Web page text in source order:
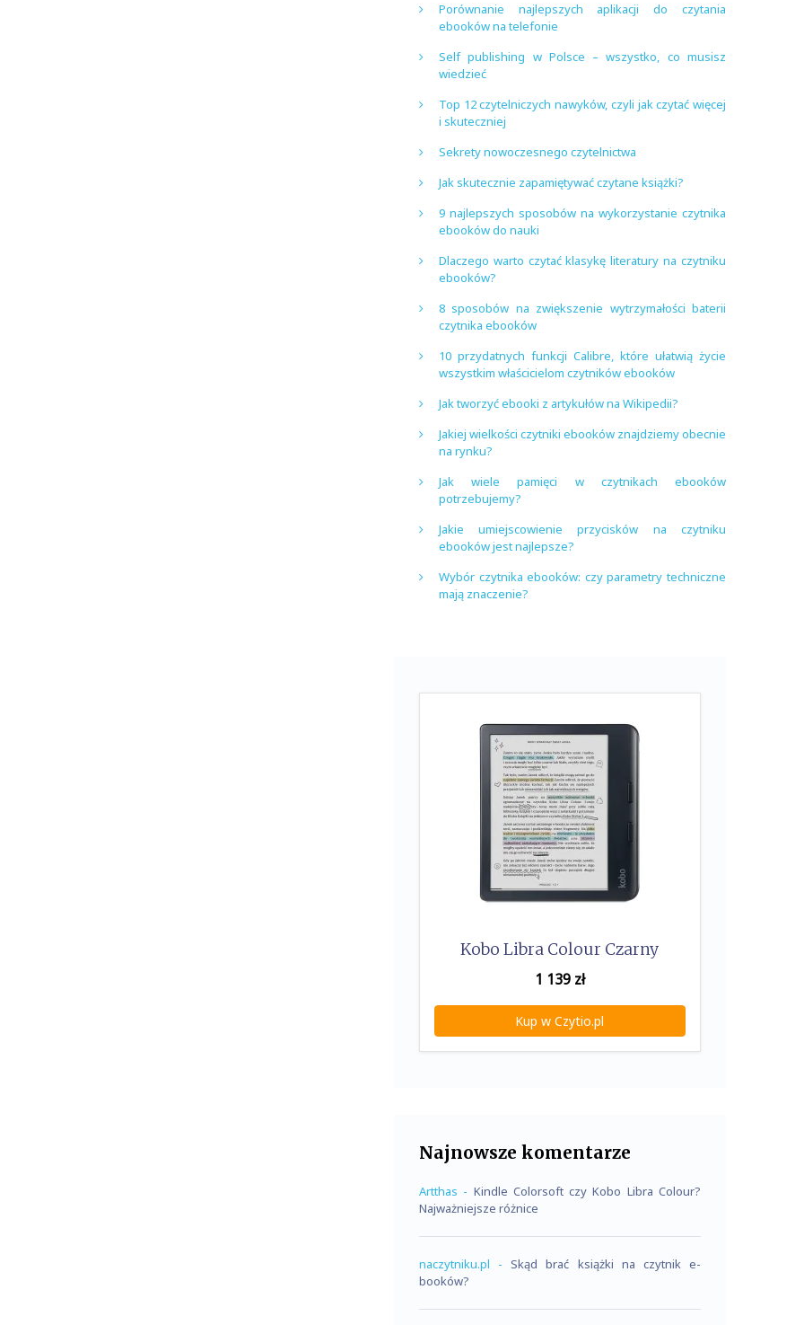
Porównanie najlepszych aplikacji do czytania
ebooków na telefonie
Self publishing w Polsce – wszystko, co musisz
wiedzieć
Top 12 czytelniczych nawyków, czyli jak czytać więcej
i skuteczniej
Sekrety nowoczesnego czytelnictwa
Jak skutecznie zapamiętywać czytane książki?
9 najlepszych sposobów na wykorzystanie czytnika
ebooków do nauki
Dlaczego warto czytać klasykę literatury na czytniku
ebooków?
8 sposobów na zwiększenie wytrzymałości baterii
czytnika ebooków
10 przydatnych funkcji Calibre, które ułatwią życie
wszystkim właścicielom czytników ebooków
Jak tworzyć ebooki z artykułów na Wikipedii?
Jakiej wielkości czytniki ebooków znajdziemy obecnie
na rynku?
Jak wiele pamięci w czytnikach ebooków
potrzebujemy?
Jakie umiejscowienie przycisków na czytniku
ebooków jest najlepsze?
Wybór czytnika ebooków: czy parametry techniczne
mają znaczenie?
Kobo Libra Colour Czarny
1 139zł
Kup w Czytio.pl
Najnowsze komentarze
Artthas - Kindle Colorsoft czy Kobo Libra Colour?
Najważniejsze różnice
naczytniku.pl - Skąd brać książki na czytnik e-
booków?